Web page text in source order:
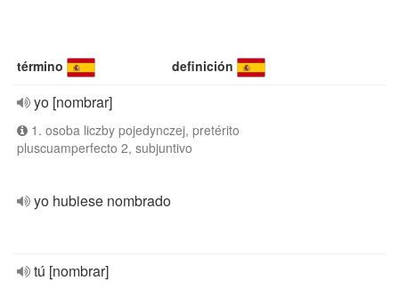
término definición
yo [nombrar]
1. osoba liczby pojedynczej, pretérito
pluscuamperfecto 2, subjuntivo
yo hubiese nombrado
tú [nombrar]